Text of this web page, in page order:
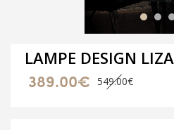
LAMPE DESIGN LIZA
549.00€Le
prix
389.00€ Le
prix